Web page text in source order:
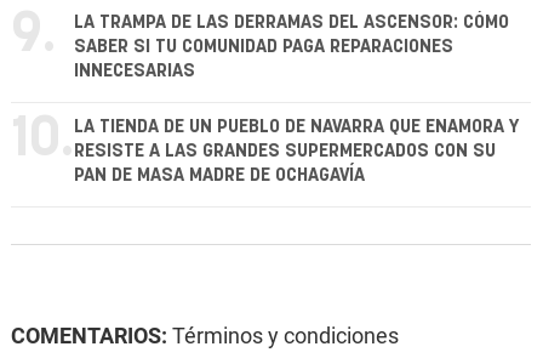
9.
LA TRAMPA DE LAS DERRAMAS DEL ASCENSOR: CÓMO
SABER SI TU COMUNIDAD PAGA REPARACIONES
INNECESARIAS
10. LA TIENDA DE UN PUEBLO DE NAVARRA QUE ENAMORA Y
RESISTE A LAS GRANDES SUPERMERCADOS CON SU
PAN DE MASA MADRE DE OCHAGAVÍA
COMENTARIOS: Términos y condiciones